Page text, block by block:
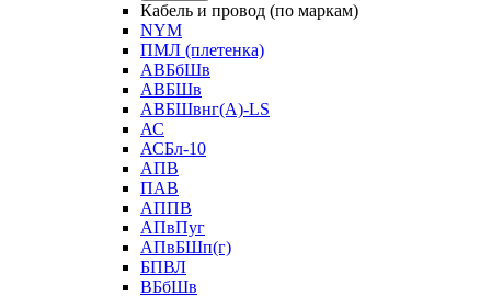
Кабель и провод (по маркам)
NYM
ПМЛ (плетенка)
АВБбШв
АВБШв
АВБШвнг(А)-LS
АС
АСБл-10
АПВ
ПАВ
АППВ
АПвПуг
АПвБШп(г)
БПВЛ
ВБбШв